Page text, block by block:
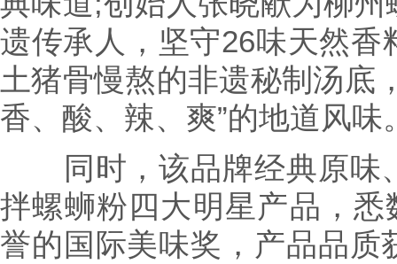
遗传承人，坚守26味天然
土猪骨慢熬的非遗秘制汤底
香、酸、辣、爽”的地道风味
同时，该品牌经典原味
拌螺蛳粉四大明星产品，悉
誉的国际美味奖，产品品